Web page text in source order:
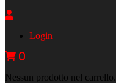
Login
0
Nessun prodotto nel carrello.